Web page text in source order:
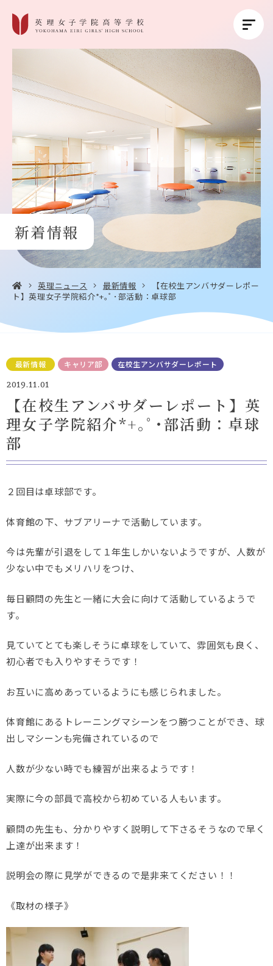
英理女子学院について
英理女子学院の教育
コース紹介
学校生活
進路・進学
受験生の方へ
資料請求
Instagram Facebook YouTube LINE
新着情報
英理ニュース 最新情報
【在校生アンバサダーレポー
ト】英理女子学院紹介*+｡ﾟ･部活動：卓球部
最新情報 在校生アンバサダーレポート
キャリア部
2019.11.01
【在校生アンバサダーレポート】英
理女子学院紹介*+｡ﾟ･部活動：卓球
部
２回目は卓球部です。
体育館の下、サブアリーナで活動しています。
今は先輩が引退をして１年生しかいないようですが、人数が
少ない中でもメリハリをつけ、
毎日顧問の先生と一緒に大会に向けて活動しているようで
す。
見ていてとても楽しそうに卓球をしていて、雰囲気も良く、
初心者でも入りやすそうです！
お互いに高めあっているようにも感じられました。
体育館にあるトレーニングマシーンをつ勝つことができ、球
出しマシーンも完備されているので
人数が少ない時でも練習が出来るようです！
実際に今の部員で高校から初めている人もいます。
顧問の先生も、分かりやすく説明して下さるそうなので早く
上達が出来ます！
説明会の際に見学ができるので是非来てください！！
《取材の様子》